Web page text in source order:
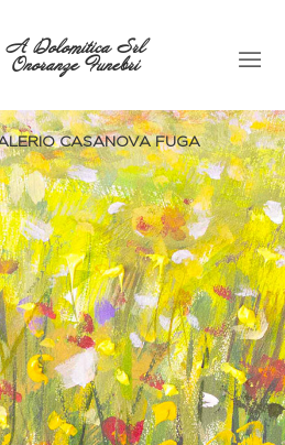
A Dolomitica Srl
Onoranze Funebri
CASANOVA FUGA